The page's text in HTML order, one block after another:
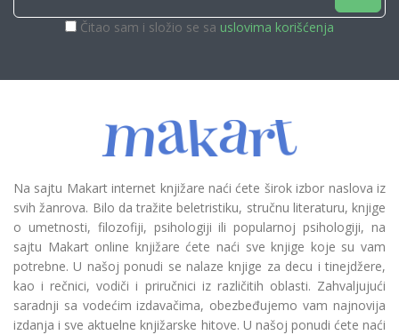
Čitao sam i složio se sa uslovima korišćenja
Na sajtu Makart internet knjižare naći ćete širok izbor naslova iz
svih žanrova. Bilo da tražite beletristiku, stručnu literaturu, knjige
o umetnosti, filozofiji, psihologiji ili popularnoj psihologiji, na
sajtu Makart online knjižare ćete naći sve knjige koje su vam
potrebne. U našoj ponudi se nalaze knjige za decu i tinejdžere,
kao i rečnici, vodiči i priručnici iz različitih oblasti. Zahvaljujući
saradnji sa vodećim izdavačima, obezbeđujemo vam najnovija
izdanja i sve aktuelne knjižarske hitove. U našoj ponudi ćete naći